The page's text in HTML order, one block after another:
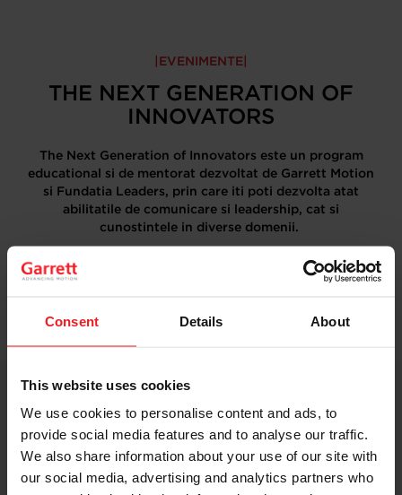
Consent Details About
This website uses cookies
We use cookies to personalise content and ads, to
provide social media features and to analyse our traffic.
We also share information about your use of our site with
our social media, advertising and analytics partners who
EVENIMENTE
THE NEXT GENERATION OF
INNOVATORS
The Next Generation of Innovators este un program
educational si de mentorat dezvoltat de Garrett Motion
si Fundatia Leaders, prin care iti poti dezvolta atat
abilitatile de comunicare si leadership, cat si
cunostintele in diverse domenii.
participanti – aplica acum si rezerva-ti locul in The Next
INSCRIE-TE AICI
Prezentă în România de peste 20 de ani, Garrett Motion
are în Bucureşti o fabrică de turbosuflante, un centru
de dezvoltare software şi un centru de servicii